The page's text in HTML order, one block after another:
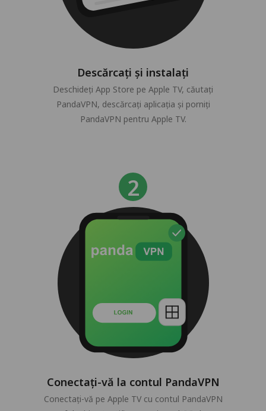
Descărcați și instalați
Deschideți App Store pe Apple TV, căutați
PandaVPN, descărcați aplicația și porniți
PandaVPN pentru Apple TV.
Conectați-vă la contul PandaVPN
Conectați-vă pe Apple TV cu contul PandaVPN